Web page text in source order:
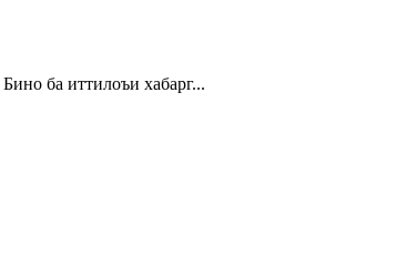
иттилоъи хабарг...